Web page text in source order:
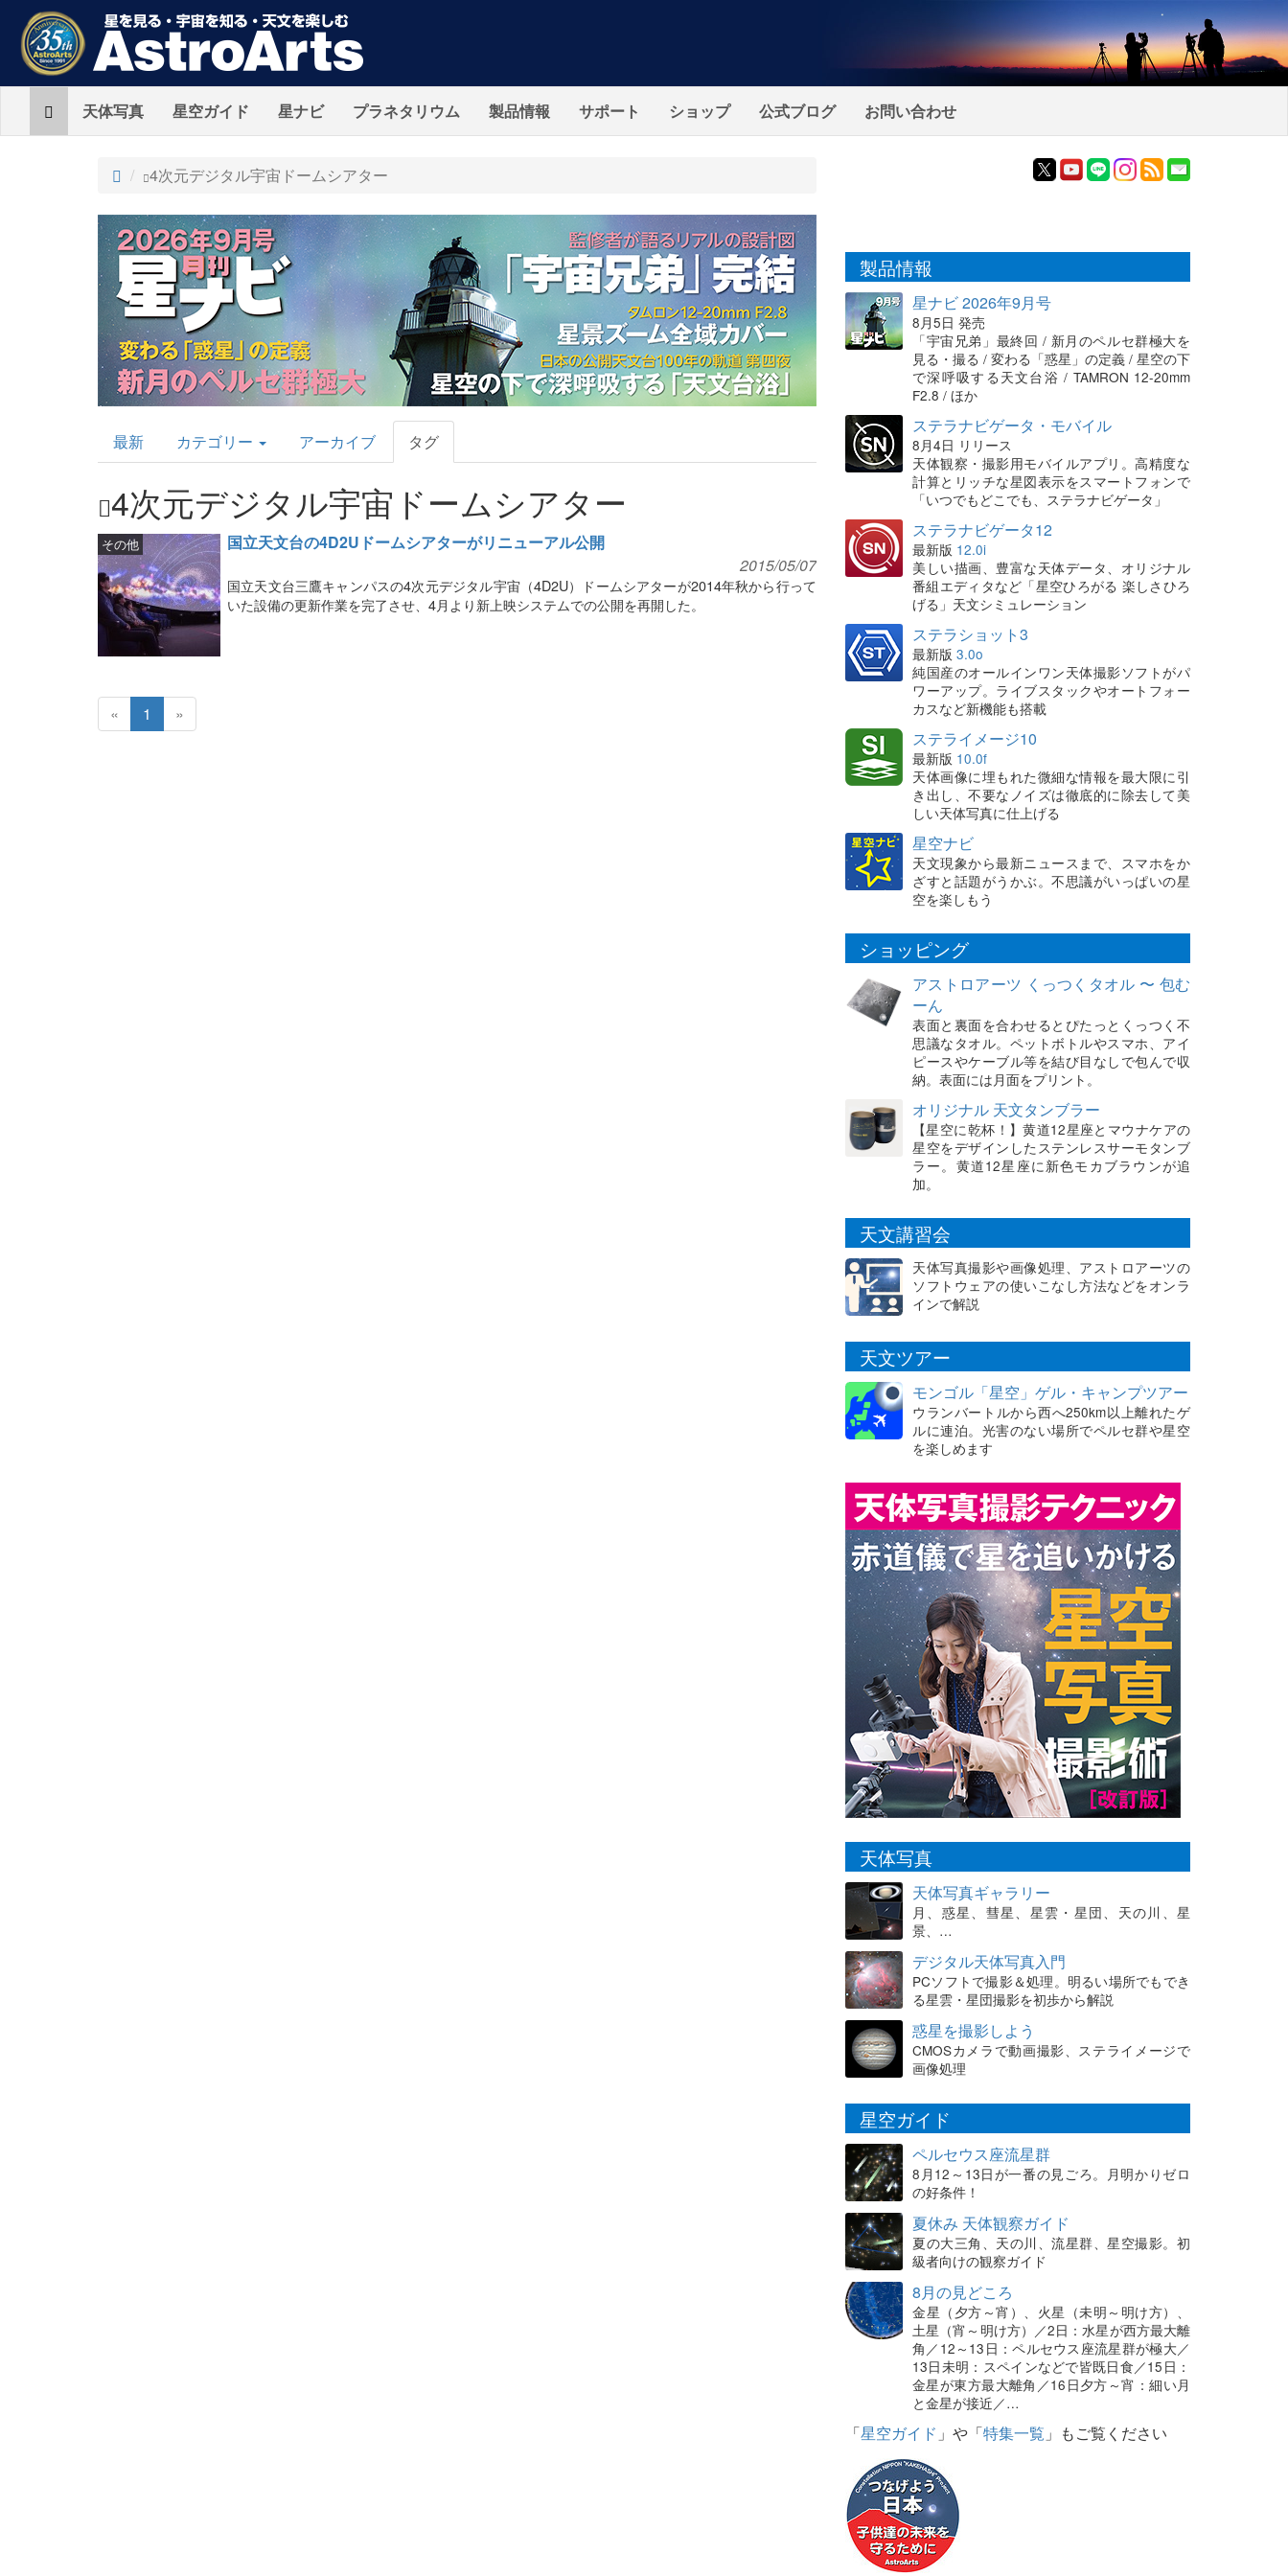
Home天体写真 星空ガイド 星ナビ プラネタリウム 製品情報 サポート ショップ 公式ブログ お問い合わせ
ト
プ
4次元デジタル宇宙ドームシアター
AstroArts
Topics
最新 カテゴリー アーカイブ タグ
4次元デジタル宇宙ドームシアター
国立天文台の4D2Uドームシアターがリニューアル公開
その他
2015/05/07
国立天文台三鷹キャンパスの4次元デジタル宇宙（4D2U）ドームシアターが2014年秋から行って
いた設備の更新作業を完了させ、4月より新上映システムでの公開を再開した。
« 1 »
製品情報
星ナビ 2026年9月号
8月5日 発売
「宇宙兄弟」最終回 / 新月のペルセ群極大を
見る・撮る / 変わる「惑星」の定義 / 星空の下
で深呼吸する天文台浴 / TAMRON 12-20mm
F2.8 / ほか
ステラナビゲータ・モバイル
8月4日 リリース
天体観察・撮影用モバイルアプリ。高精度な
計算とリッチな星図表示をスマートフォンで
「いつでもどこでも、ステラナビゲータ」
ステラナビゲータ12
最新版 12.0i
美しい描画、豊富な天体データ、オリジナル
番組エディタなど「星空ひろがる 楽しさひろ
げる」天文シミュレーション
ステラショット3
最新版 3.0o
純国産のオールインワン天体撮影ソフトがパ
ワーアップ。ライブスタックやオートフォー
カスなど新機能も搭載
ステライメージ10
最新版 10.0f
天体画像に埋もれた微細な情報を最大限に引
き出し、不要なノイズは徹底的に除去して美
しい天体写真に仕上げる
星空ナビ
天文現象から最新ニュースまで、スマホをか
ざすと話題がうかぶ。不思議がいっぱいの星
空を楽しもう
ショッピング
アストロアーツ くっつくタオル 〜 包む
ーん
表面と裏面を合わせるとぴたっとくっつく不
思議なタオル。ペットボトルやスマホ、アイ
ピースやケーブル等を結び目なしで包んで収
納。表面には月面をプリント。
オリジナル 天文タンブラー
【星空に乾杯！】黄道12星座とマウナケアの
星空をデザインしたステンレスサーモタンブ
ラー。黄道12星座に新色モカブラウンが追
加。
天文講習会
天体写真撮影や画像処理、アストロアーツの
ソフトウェアの使いこなし方法などをオンラ
インで解説
天文ツアー
モンゴル「星空」ゲル・キャンプツアー
ウランバートルから西へ250km以上離れたゲ
ルに連泊。光害のない場所でペルセ群や星空
を楽しめます
天体写真
天体写真ギャラリー
月、惑星、彗星、星雲・星団、天の川、星
景、…
デジタル天体写真入門
PCソフトで撮影＆処理。明るい場所でもでき
る星雲・星団撮影を初歩から解説
惑星を撮影しよう
CMOSカメラで動画撮影、ステライメージで
画像処理
星空ガイド
ペルセウス座流星群
8月12～13日が一番の見ごろ。月明かりゼロ
の好条件！
夏休み 天体観察ガイド
夏の大三角、天の川、流星群、星空撮影。初
級者向けの観察ガイド
8月の見どころ
金星（夕方～宵）、火星（未明～明け方）、
土星（宵～明け方）／2日：水星が西方最大離
角／12～13日：ペルセウス座流星群が極大／
13日未明：スペインなどで皆既日食／15日：
金星が東方最大離角／16日夕方～宵：細い月
と金星が接近／…
「星空ガイド 」や「特集一覧 」もご覧ください